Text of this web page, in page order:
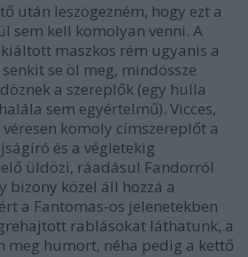
után leszögezném, hogy ezt a
sem kell komolyan venni. A
maszkos rém ugyanis a
se öl meg, mindössze
a szereplők (egy hulla
sem egyértelmű). Vicces,
komoly címszereplőt a
és a végletekig
üldözi, ráadásul Fandorról
bizony közel áll hozzá a
a Fantomas-os jelenetekben
rablásokat láthatunk, a
meg humort, néha pedig a kettő